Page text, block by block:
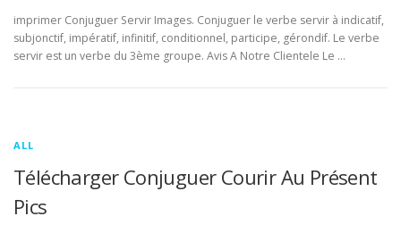
imprimer Conjuguer Servir Images. Conjuguer le verbe servir à indicatif,
subjonctif, impératif, infinitif, conditionnel, participe, gérondif. Le verbe
servir est un verbe du 3ème groupe. Avis A Notre Clientele Le …
ALL
Télécharger Conjuguer Courir Au Présent
Pics